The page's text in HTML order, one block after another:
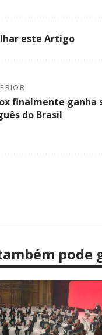
este Artigo
finalmente ganha
do Brasil
pode